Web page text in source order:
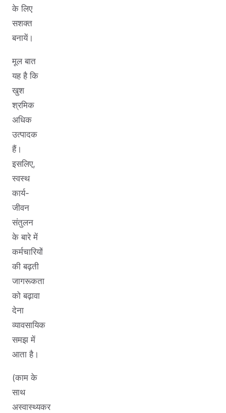
के लिए
सशक्त
बनायें।
मूल बात
यह है कि
खुश
श्रमिक
अधिक
उत्पादक
हैं।
इसलिए,
स्वस्थ
कार्य-
जीवन
संतुलन
के बारे में
कर्मचारियों
की बढ़ती
जागरूकता
को बढ़ावा
देना
व्यावसायिक
समझ में
आता है।
(काम के
साथ
अस्वास्थ्यकर